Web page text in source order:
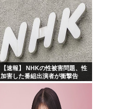
【速報】 NHKの性被害問題、性
加害した番組出演者が衝撃告
白！